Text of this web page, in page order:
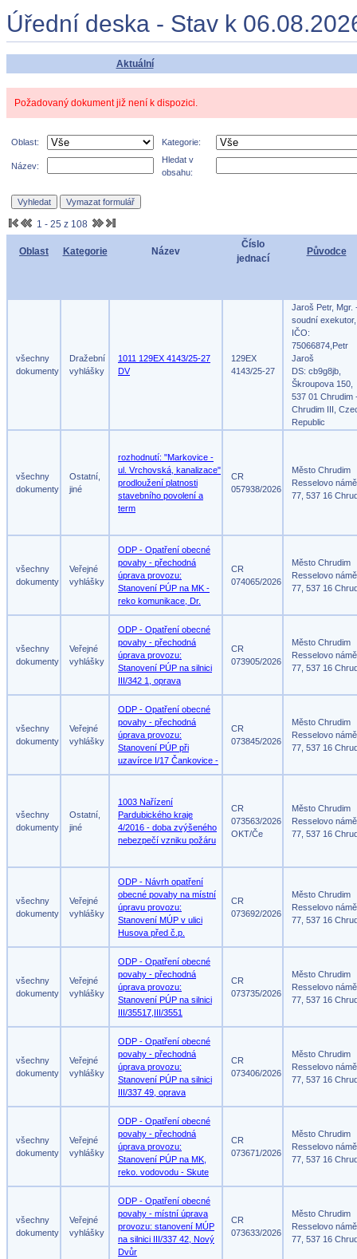
Úřední deska - Stav k
Aktuální
Požadovaný dokument již není k dispozici.
Oblast: Kategorie:
Název:
Hledat v
obsahu:
1 - 25 z 108
Oblast Kategorie Název
Číslo
jednací
Původce
všechny
dokumenty
Dražební
vyhlášky
1011 129EX 4143/25-27
DV
129EX
4143/25-27
Jaroš Petr, Mgr.
soudní exekutor,
IČO:
75066874,Petr
Jaroš
DS: cb9g8jb,
Škroupova 150,
537 01 Chrudim
Chrudim III,
Republic
všechny
dokumenty
Ostatní,
jiné
rozhodnutí: "Markovice -
ul. Vrchovská, kanalizace"
prodloužení platnosti
stavebního povolení a
term
CR
057938/2026
Město Chrudim
Resselovo
77, 537 16
všechny
dokumenty
Veřejné
vyhlášky
ODP - Opatření obecné
povahy - přechodná
úprava provozu:
Stanovení PÚP na MK -
reko komunikace, Dr.
CR
074065/2026
Město Chrudim
Resselovo
77, 537 16
všechny
dokumenty
Veřejné
vyhlášky
ODP - Opatření obecné
povahy - přechodná
úprava provozu:
Stanovení PÚP na silnici
III/342 1, oprava
CR
073905/2026
Město Chrudim
Resselovo
77, 537 16
všechny
dokumenty
Veřejné
vyhlášky
ODP - Opatření obecné
povahy - přechodná
úprava provozu:
Stanovení PÚP při
uzavírce I/17 Čankovice -
CR
073845/2026
Město Chrudim
Resselovo
77, 537 16
všechny
dokumenty
Ostatní,
jiné
1003 Nařízení
Pardubického kraje
4/2016 - doba zvýšeného
nebezpečí vzniku požáru
CR
073563/2026
OKT/Če
Město Chrudim
Resselovo
77, 537 16
všechny
dokumenty
Veřejné
vyhlášky
ODP - Návrh opatření
obecné povahy na místní
úpravu provozu:
Stanovení MÚP v ulici
Husova před č.p.
CR
073692/2026
Město Chrudim
Resselovo
77, 537 16
všechny
dokumenty
Veřejné
vyhlášky
ODP - Opatření obecné
povahy - přechodná
úprava provozu:
Stanovení PÚP na silnici
III/35517,III/3551
CR
073735/2026
Město Chrudim
Resselovo
77, 537 16
všechny
dokumenty
Veřejné
vyhlášky
ODP - Opatření obecné
povahy - přechodná
úprava provozu:
Stanovení PÚP na silnici
III/337 49, oprava
CR
073406/2026
Město Chrudim
Resselovo
77, 537 16
všechny
dokumenty
Veřejné
vyhlášky
ODP - Opatření obecné
povahy - přechodná
úprava provozu:
Stanovení PÚP na MK,
reko. vodovodu - Skute
CR
073671/2026
Město Chrudim
Resselovo
77, 537 16
všechny
dokumenty
Veřejné
vyhlášky
ODP - Opatření obecné
povahy - místní úprava
provozu: stanovení MÚP
na silnici III/337 42, Nový
Dvůr
CR
073633/2026
Město Chrudim
Resselovo
77, 537 16